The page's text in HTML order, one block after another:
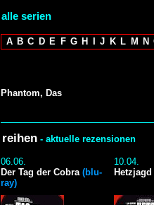
alle serien
A B C D E F G H J K L M N
Phantom, Das
reihen- aktuelle rezensionen
06.06.
Der Tag der Cobra(blu-
ray)
10.04.